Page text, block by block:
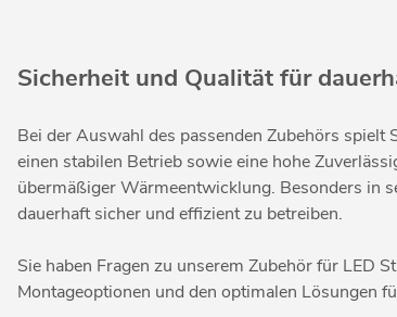
Sicherheit und Qualität für
Bei der Auswahl des passenden Zubehörs
einen stabilen Betrieb sowie eine hohe
übermäßiger Wärmeentwicklung. Besonders in
dauerhaft sicher und effizient zu betreiben.
Sie haben Fragen zu unserem Zubehör für LED
Montageoptionen und den optimalen Lösungen